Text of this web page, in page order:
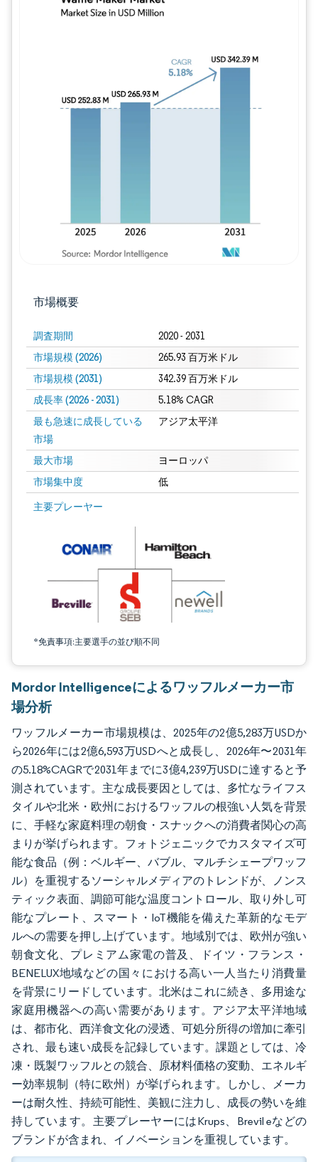
市場概要
調査期間 2020 - 2031
市場規模 (2026) 265.93 百万米ドル
市場規模 (2031) 342.39 百万米ドル
成長率 (2026 - 2031) 5.18% CAGR
最も急速に成長している
市場
アジア太平洋
最大市場 ヨーロッパ
市場集中度 低
主要プレーヤー
*免責事項:主要選手の並び順不同
画像 © Mordor Intelligence。再利用にはCC BY 4.0の表示が必要です。
Mordor Intelligenceによるワッフルメーカー市
場分析
ワッフルメーカー市場規模は、2025年の2億5,283万USDか
ら2026年には2億6,593万USDへと成長し、2026年〜2031年
の5.18%CAGRで2031年までに3億4,239万USDに達すると予
測されています。主な成長要因としては、多忙なライフス
タイルや北米・欧州におけるワッフルの根強い人気を背景
に、手軽な家庭料理の朝食・スナックへの消費者関心の高
まりが挙げられます。フォトジェニックでカスタマイズ可
能な食品（例：ベルギー、バブル、マルチシェープワッフ
ル）を重視するソーシャルメディアのトレンドが、ノンス
ティック表面、調節可能な温度コントロール、取り外し可
能なプレート、スマート・IoT機能を備えた革新的なモデ
ルへの需要を押し上げています。地域別では、欧州が強い
朝食文化、プレミアム家電の普及、ドイツ・フランス・
BENELUX地域などの国々における高い一人当たり消費量
を背景にリードしています。北米はこれに続き、多用途な
家庭用機器への高い需要があります。アジア太平洋地域
は、都市化、西洋食文化の浸透、可処分所得の増加に牽引
され、最も速い成長を記録しています。課題としては、冷
凍・既製ワッフルとの競合、原材料価格の変動、エネルギ
ー効率規制（特に欧州）が挙げられます。しかし、メーカ
ーは耐久性、持続可能性、美観に注力し、成長の勢いを維
持しています。主要プレーヤーにはKrups、Brevil eなどの
ブランドが含まれ、イノベーションを重視しています。